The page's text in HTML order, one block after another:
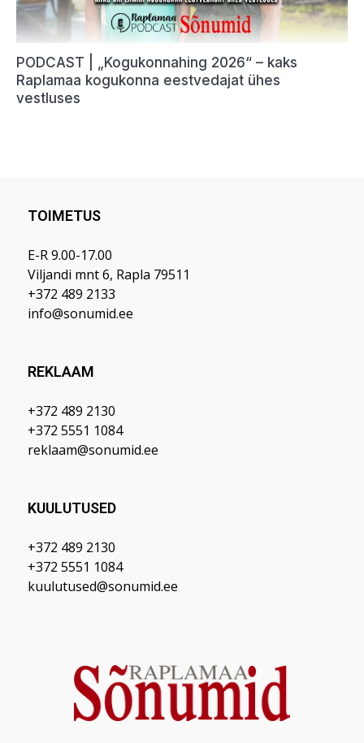
TOIMETUS
E-R 9.00-17.00
Viljandi mnt 6, Rapla 79511
+372 489 2133
info@sonumid.ee
REKLAAM
+372 489 2130
+372 5551 1084
reklaam@sonumid.ee
KUULUTUSED
+372 489 2130
+372 5551 1084
kuulutused@sonumid.ee